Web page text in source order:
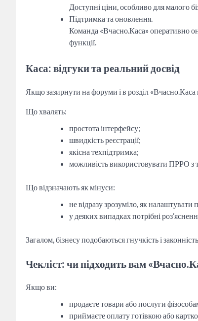
Доступні ціни, особливо для малого
Підтримка та оновлення.
Команда «Вчасно.Каса» оперативно
функції.
Каса: відгуки та реальний досвід
Якщо зазирнути на форуми і в розділ «Вчасно.Каса
Що хвалять:
простота інтерфейсу;
швидкість реєстрації;
якісна техпідтримка;
можливість використовувати ПРРО з
Що відзначають як мінуси:
не відразу зрозуміло, як налаштувати
у деяких випадках потрібні
Загалом, бізнесу подобаються гнучкість і
Чекліст: чи підходить вам
Якщо ви:
продаєте товари або послуги
приймаєте оплату готівкою або